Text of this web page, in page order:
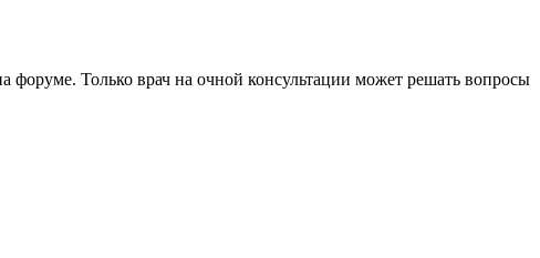
форуме. Только врач на очной консультации может решать вопросы